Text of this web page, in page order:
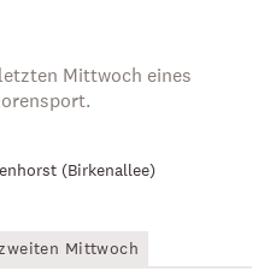
Mittwoch eines
(Birkenallee)
Mittwoch